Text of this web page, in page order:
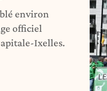
environ
officiel
Ixelles.